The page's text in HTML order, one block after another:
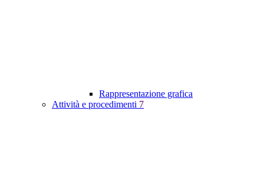
Rappresentazione grafica
Attività e procedimenti 7